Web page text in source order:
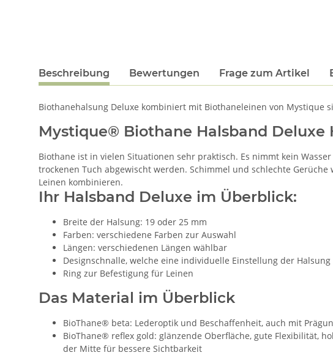
Beschreibung Bewertungen Frage zum Artikel
Biothanehalsung Deluxe kombiniert mit Biothaneleinen von Mystique
Mystique® Biothane Halsband Deluxe
Biothane ist in vielen Situationen sehr praktisch. Es nimmt kein
trockenen Tuch abgewischt werden. Schimmel und schlechte
Leinen kombinieren.
Ihr Halsband Deluxe im Überblick:
Breite der Halsung: 19 oder 25 mm
Farben: verschiedene Farben zur Auswahl
Längen: verschiedenen Längen wählbar
Designschnalle, welche eine individuelle Einstellung der
Ring zur Befestigung für Leinen
Das Material im Überblick
BioThane® beta: Lederoptik und Beschaffenheit, auch mit
BioThane® reflex gold: glänzende Oberfläche, gute Flexibilität,
der Mitte für bessere Sichtbarkeit